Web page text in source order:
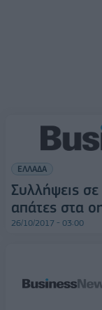
ΕΛΛΑΔΑ
Συλλήψεις
απάτες στα
26/10/2017 - 03:00